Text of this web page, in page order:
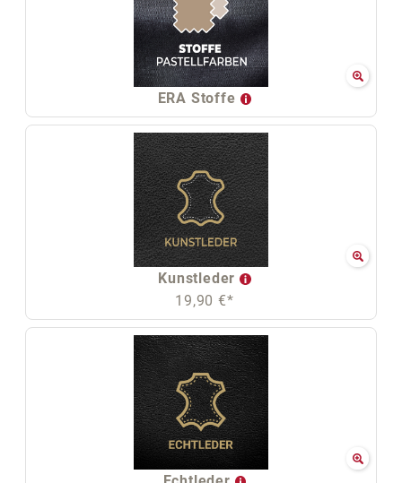
ERA Stoffe
Kunstleder
19,90 €*